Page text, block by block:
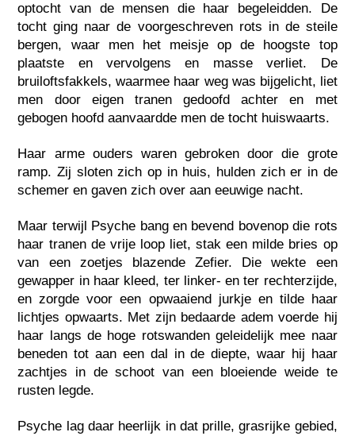
optocht van de mensen die haar begeleidden. De
tocht ging naar de voorgeschreven rots in de steile
bergen, waar men het meisje op de hoogste top
plaatste en vervolgens en masse verliet. De
bruiloftsfakkels, waarmee haar weg was bijgelicht, liet
men door eigen tranen gedoofd achter en met
gebogen hoofd aanvaardde men de tocht huiswaarts.
Haar arme ouders waren gebroken door die grote
ramp. Zij sloten zich op in huis, hulden zich er in de
schemer en gaven zich over aan eeuwige nacht.
Maar terwijl Psyche bang en bevend bovenop die rots
haar tranen de vrije loop liet, stak een milde bries op
van een zoetjes blazende Zefier. Die wekte een
gewapper in haar kleed, ter linker- en ter rechterzijde,
en zorgde voor een opwaaiend jurkje en tilde haar
lichtjes opwaarts. Met zijn bedaarde adem voerde hij
haar langs de hoge rotswanden geleidelijk mee naar
beneden tot aan een dal in de diepte, waar hij haar
zachtjes in de schoot van een bloeiende weide te
rusten legde.
Psyche lag daar heerlijk in dat prille, grasrijke gebied,